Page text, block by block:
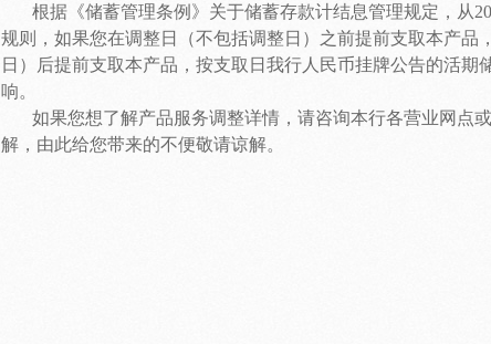
根据《储蓄管理条例》关于储蓄存款计结息管理规定，从
规则，如果您在调整日（不包括调整日）之前提前支取本产品
日）后提前支取本产品，按支取日我行人民币挂牌公告的活
响。
如果您想了解产品服务调整详情，请咨询本行各营业网点或
解，由此给您带来的不便敬请谅解。